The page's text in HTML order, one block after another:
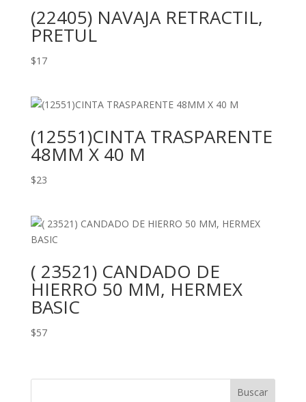
(22405) NAVAJA RETRACTIL,
PRETUL
$17
(12551)CINTA TRASPARENTE
48MM X 40 M
$23
( 23521) CANDADO DE
HIERRO 50 MM, HERMEX
BASIC
$57